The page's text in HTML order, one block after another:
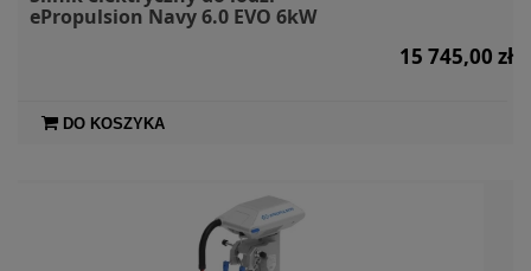
ePropulsion Navy 6.0 EVO 6kW
15 745,00 zł
DO KOSZYKA